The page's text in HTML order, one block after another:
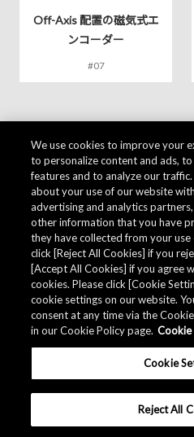
Off-Axis 配置の磁気式エ
ンコーダー
#07
We use cookies to improve your
to personalize content and ads,
features and to analyze our
about your use of our website
advertising and analytics
other information that you have
they have collected from your use
click [Reject All Cookies] if you
[Accept All Cookies] if you agree
cookies. Please click [Cookie
cookie settings on our website.
consent at any time via the
in our Cookie Policy page. Cookie
Cookie
Reject All